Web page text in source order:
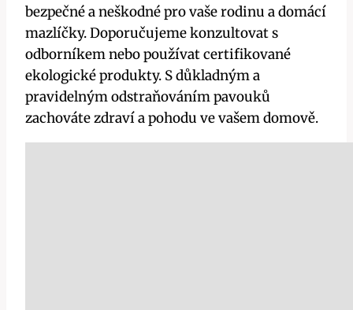
bezpečné a ⁢neškodné pro vaše rodinu a domácí
mazlíčky. Doporučujeme konzultovat ‍s
odborníkem nebo používat ‌certifikované
ekologické produkty.⁣ S​ důkladným a
pravidelným odstraňováním⁤ pavouků
zachováte ​zdraví a pohodu ve vašem domově.